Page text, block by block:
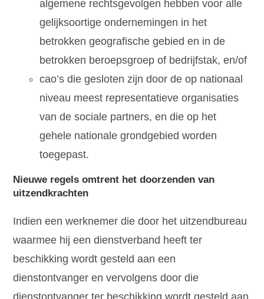
algemene rechtsgevolgen hebben voor alle
gelijksoortige ondernemingen in het
betrokken geografische gebied en in de
betrokken beroepsgroep of bedrijfstak, en/of
cao’s die gesloten zijn door de op nationaal
niveau meest representatieve organisaties
van de sociale partners, en die op het
gehele nationale grondgebied worden
toegepast.
Nieuwe regels omtrent het doorzenden van
uitzendkrachten
Indien een werknemer die door het uitzendbureau
waarmee hij een dienstverband heeft ter
beschikking wordt gesteld aan een
dienstontvanger en vervolgens door die
dienstontvanger ter beschikking wordt gesteld aan